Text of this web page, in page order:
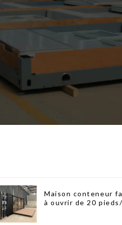
Maison conteneur
à ouvrir de 20